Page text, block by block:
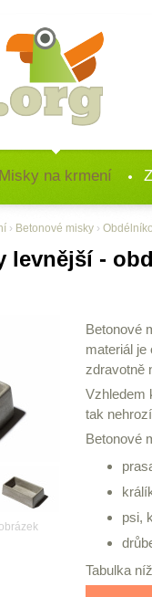
Misky na krmení
› Betonové misky ›
levnější -
Betonové
materiál
zdravotně
Vzhledem
tak
Betonové
psi,
Tabulka